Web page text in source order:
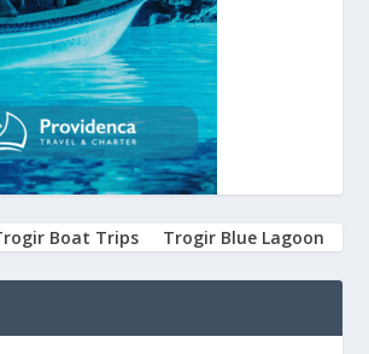
Boat Trips Trogir Blue Lagoon